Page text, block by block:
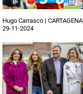
Hugo Carrasco CARTAGENA
29-11-2024